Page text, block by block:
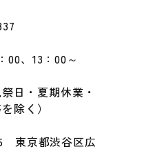
00、13：00～
祭日・夏期休業・
除く）
東京都渋谷区広